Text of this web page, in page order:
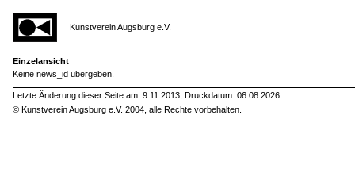
Kunstverein Augsburg e.V.
Einzelansicht
Keine news_id übergeben.
Letzte Änderung dieser Seite am: 9.11.2013, Druckdatum: 06.08.2026
© Kunstverein Augsburg e.V. 2004, alle Rechte vorbehalten.